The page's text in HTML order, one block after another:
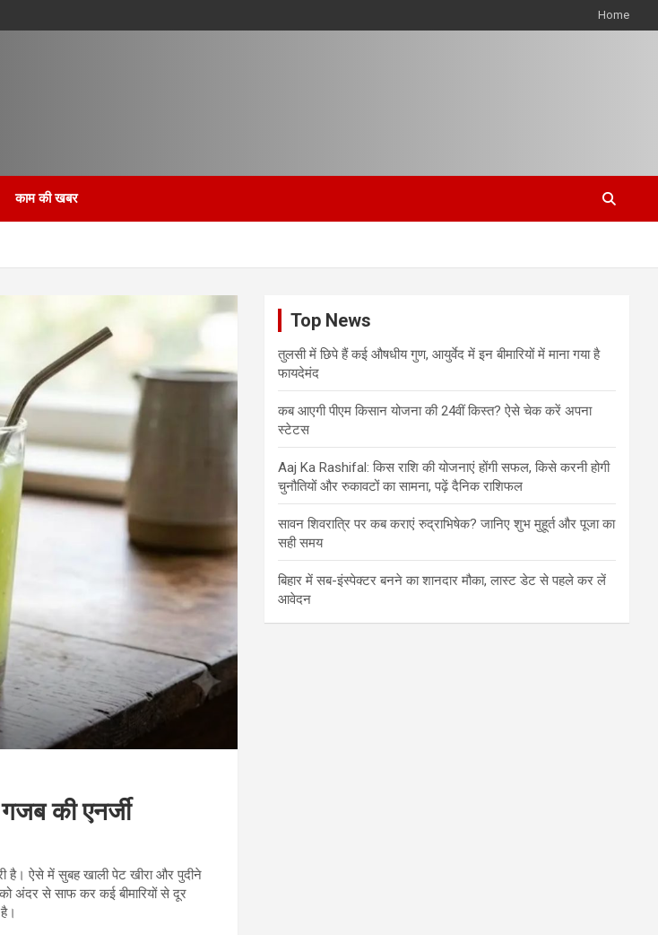
Home
काम की खबर
की एनर्जी
है। ऐसे में सुबह खाली पेट खीरा और पुदीने
अंदर से साफ कर कई बीमारियों से दूर
Top News
तुलसी में छिपे हैं कई औषधीय गुण, आयुर्वेद में इन बीमारियों में माना गया है
फायदेमंद
कब आएगी पीएम किसान योजना की 24वीं किस्त? ऐसे चेक करें अपना
स्टेटस
Aaj Ka Rashifal: किस राशि की योजनाएं होंगी सफल, किसे करनी होगी
चुनौतियों और रुकावटों का सामना, पढ़ें दैनिक राशिफल
सावन शिवरात्रि पर कब कराएं रुद्राभिषेक? जानिए शुभ मुहूर्त और पूजा का
सही समय
बिहार में सब-इंस्पेक्टर बनने का शानदार मौका, लास्ट डेट से पहले कर लें
आवेदन